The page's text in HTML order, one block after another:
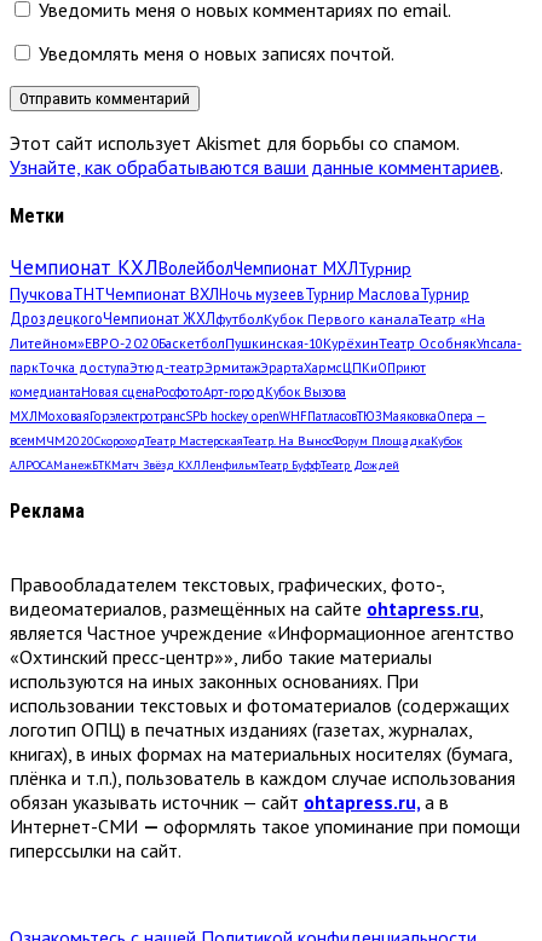
Уведомить меня о новых комментариях по email.
Уведомлять меня о новых записях почтой.
Этот сайт использует Akismet для борьбы со спамом.
Узнайте, как обрабатываются ваши данные комментариев.
Метки
Чемпионат КХЛВолейболЧемпионат МХЛТурнир
ПучковаТНТЧемпионат ВХЛНочь музеевТурнир МасловаТурнир
ДроздецкогоЧемпионат ЖХЛфутболКубок Первого каналаТеатр «На
Литейном»ЕВРО-2020БаскетболПушкинская-10КурёхинТеатр ОсобнякУпсала-
паркТочка доступаЭтюд-театрЭрмитажЭрартаХармсЦПКиОПриют
комедиантаНовая сценаРосфотоАрт-город Кубок Вызова
МХЛМоховаяГорэлектротрансSPb hockey openWHFПатласовТЮЗМаяковкаОпера —
всемМЧМ2020СкороходТеатр МастерскаяТеатр. На ВыносФорум ПлощадкаКубок
АЛРОСАМанежБТКМатч Звёзд КХЛЛенфильмТеатр БуффТеатр Дождей
Реклама
Правообладателем текстовых, графических, фото-,
видеоматериалов, размещённых на сайте ohtapress.ru,
является Частное учреждение «Информационное агентство
«Охтинский пресс-центр»», либо такие материалы
используются на иных законных основаниях. При
использовании текстовых и фотоматериалов (содержащих
логотип ОПЦ) в печатных изданиях (газетах, журналах,
книгах), в иных формах на материальных носителях (бумага,
плёнка и т.п.), пользователь в каждом случае использования
обязан указывать источник — сайт ohtapress.ru, а в
Интернет-СМИ — оформлять такое упоминание при помощи
гиперссылки на сайт.